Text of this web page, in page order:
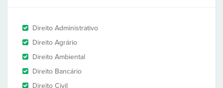
Direito Administrativo
Direito Agrário
Direito Ambiental
Direito Bancário
Direito Civil